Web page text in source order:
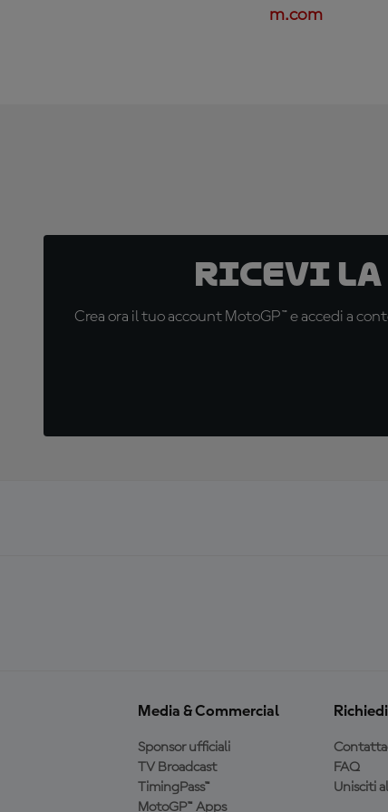
m.com
Ricevi
Crea ora il tuo account MotoGP™ e accedi a
Media & Commercial
Sponsor ufficiali
TV Broadcast
TimingPass™
MotoGP™ Apps
FAQ
Unisciti